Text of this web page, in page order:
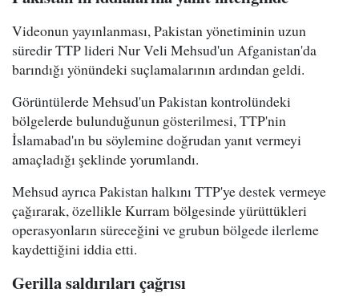
Videonun yayınlanması, Pakistan yönetiminin uzun
süredir TTP lideri Nur Veli Mehsud'un Afganistan'da
barındığı yönündeki suçlamalarının ardından geldi.
Görüntülerde Mehsud'un Pakistan kontrolündeki
bölgelerde bulunduğunun gösterilmesi, TTP'nin
İslamabad'ın bu söylemine doğrudan yanıt vermeyi
amaçladığı şeklinde yorumlandı.
Mehsud ayrıca Pakistan halkını TTP'ye destek vermeye
çağırarak, özellikle Kurram bölgesinde yürüttükleri
operasyonların süreceğini ve grubun bölgede ilerleme
kaydettiğini iddia etti.
Gerilla saldırıları çağrısı